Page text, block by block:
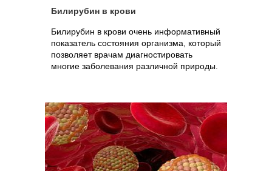
Билирубин в крови
Билирубин в крови очень информативный
показатель состояния организма, который
позволяет врачам диагностировать
многие заболевания различной природы.